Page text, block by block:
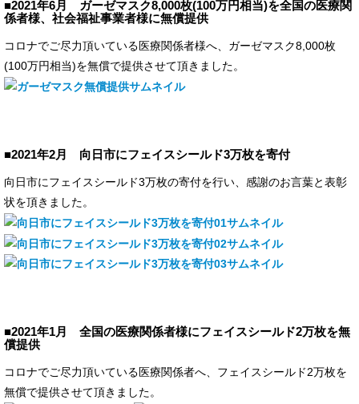
■2021年6月 ガーゼマスク8,000枚(100万円相当)を全国の医療関
係者様、社会福祉事業者様に無償提供
コロナでご尽力頂いている医療関係者様へ、ガーゼマスク8,000枚
(100万円相当)を無償で提供させて頂きました。
■2021年2月 向日市にフェイスシールド3万枚を寄付
向日市にフェイスシールド3万枚の寄付を行い、感謝のお言葉と表彰
状を頂きました。
■2021年1月 全国の医療関係者様にフェイスシールド2万枚を無
償提供
コロナでご尽力頂いている医療関係者へ、フェイスシールド2万枚を
無償で提供させて頂きました。